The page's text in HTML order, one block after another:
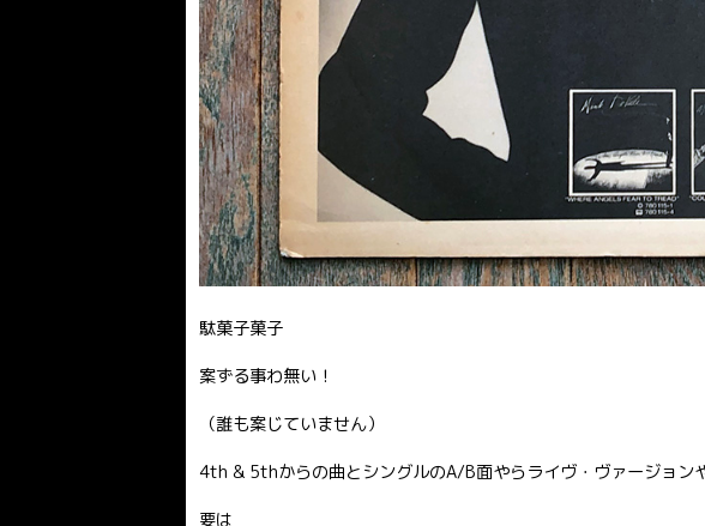
駄菓子菓子
案ずる事わ無い！
（誰も案じていません）
4th & 5thからの曲とシングルのA/B面やらライヴ・ヴァージョン
要は